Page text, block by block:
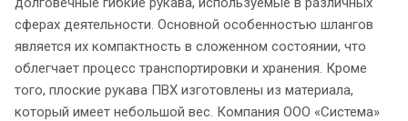
сферах деятельности. Основной особенностью шлангов
является их компактность в сложенном состоянии, что
облегчает процесс транспортировки и хранения. Кроме
того, плоские рукава ПВХ изготовлены из материала,
который имеет небольшой вес. Компания ООО «Система»